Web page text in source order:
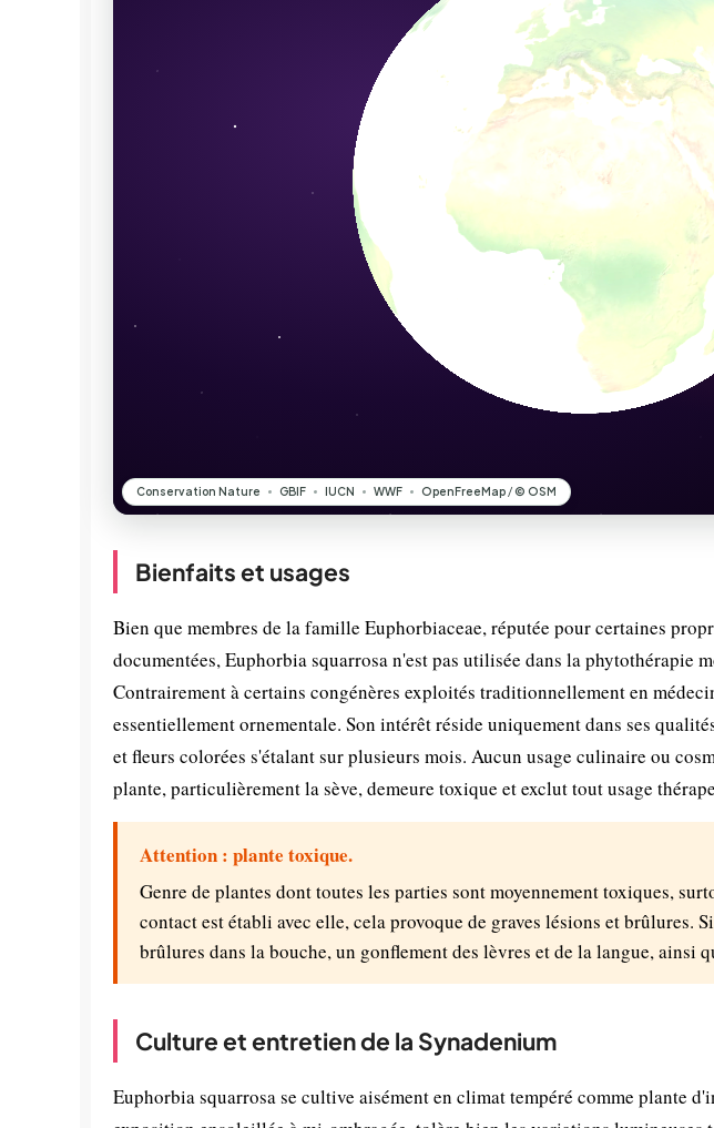
Bienfaits et usages
Bien que membres de la famille Euphorbiaceae, réputée pour certaines
documentées, Euphorbia squarrosa n'est pas utilisée dans la phytothérapie
Contrairement à certains congénères exploités traditionnellement en
essentiellement ornementale. Son intérêt réside uniquement dans ses
et fleurs colorées s'étalant sur plusieurs mois. Aucun usage culinaire ou
plante, particulièrement la sève, demeure toxique et exclut tout usage
Attention : plante toxique.
Genre de plantes dont toutes les parties sont moyennement toxiques,
contact est établi avec elle, cela provoque de graves lésions et brûlures.
brûlures dans la bouche, un gonflement des lèvres et de la langue, ainsi
Culture et entretien de la Synadenium
Euphorbia squarrosa se cultive aisément en climat tempéré comme plante